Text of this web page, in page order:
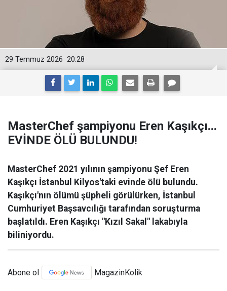
20:28
29 Temmuz 2026
MasterChef şampiyonu Eren Kaşıkçı...
EVİNDE ÖLÜ BULUNDU!
MasterChef 2021 yılının şampiyonu Şef Eren
Kaşıkçı İstanbul Kilyos'taki evinde ölü bulundu.
Kaşıkçı'nın ölümü şüpheli görülürken, İstanbul
Cumhuriyet Başsavcılığı tarafından soruşturma
başlatıldı. Eren Kaşıkçı "Kızıl Sakal" lakabıyla
biliniyordu.
Abone ol MagazinKolik